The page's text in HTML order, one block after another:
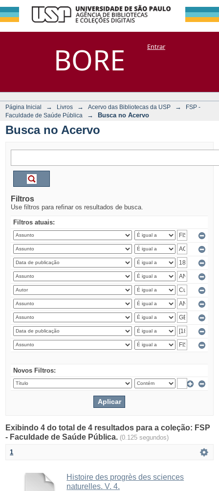
BORE
Busca no Acervo
DSpace/Manakin + CoriscoEntrar
Página Inicial → Livros → Acervo das Bibliotecas da USP →
FSP -
Faculdade de Saúde Pública
→ Busca no Acervo
Busca no Acervo
Filtros
Use filtros para refinar os resultados de busca.
Filtros atuais:
Novos Filtros:
Exibindo 4 do total de 4 resultados para a coleção: FSP
- Faculdade de Saúde Pública. (0.125 segundos)
1
Histoire des progrès des sciences
naturelles. V. 4.